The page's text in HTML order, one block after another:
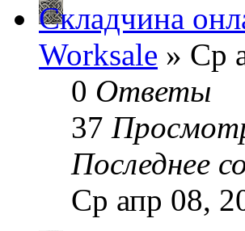
Складчина
Worksale » Ср
0 Ответы
37
Последнее
Ср апр 08,